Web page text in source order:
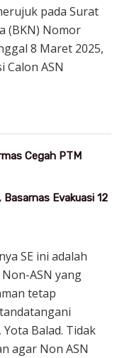
pada Surat
(BKN) Nomor
8 Maret 2025,
Calon ASN
Cegah PTM
Evakuasi 12
SE ini adalah
ASN yang
tetap
Balad. Tidak
agar Non ASN